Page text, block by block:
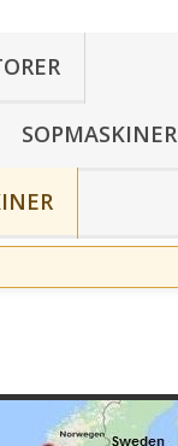
SOPMASKINER